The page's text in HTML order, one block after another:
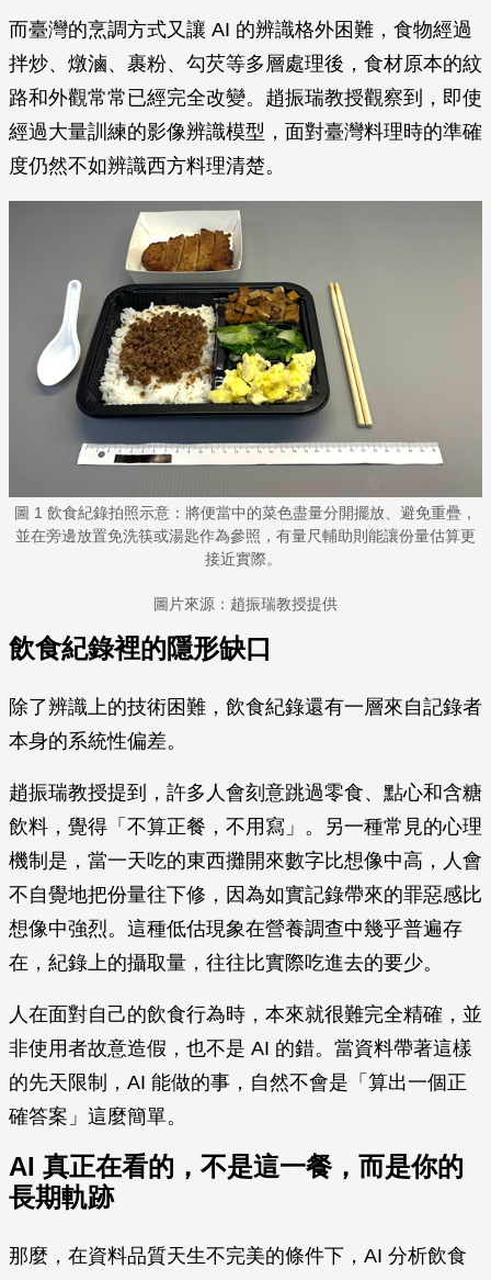
而臺灣的烹調方式又讓 AI 的辨識格外困難，食物經過
拌炒、燉滷、裹粉、勾芡等多層處理後，食材原本的紋
路和外觀常常已經完全改變。趙振瑞教授觀察到，即使
經過大量訓練的影像辨識模型，面對臺灣料理時的準確
度仍然不如辨識西方料理清楚。
圖 1 飲食紀錄拍照示意：將便當中的菜色盡量分開擺放、避免重疊，
並在旁邊放置免洗筷或湯匙作為參照，有量尺輔助則能讓份量估算更
接近實際。
圖片來源：趙振瑞教授提供
飲食紀錄裡的隱形缺口
除了辨識上的技術困難，飲食紀錄還有一層來自記錄者
本身的系統性偏差。
趙振瑞教授提到，許多人會刻意跳過零食、點心和含糖
飲料，覺得「不算正餐，不用寫」。另一種常見的心理
機制是，當一天吃的東西攤開來數字比想像中高，人會
不自覺地把份量往下修，因為如實記錄帶來的罪惡感比
想像中強烈。這種低估現象在營養調查中幾乎普遍存
在，紀錄上的攝取量，往往比實際吃進去的要少。
人在面對自己的飲食行為時，本來就很難完全精確，並
非使用者故意造假，也不是 AI 的錯。當資料帶著這樣
的先天限制，AI 能做的事，自然不會是「算出一個正
確答案」這麼簡單。
AI 真正在看的，不是這一餐，而是你的
長期軌跡
那麼，在資料品質天生不完美的條件下，AI 分析飲食